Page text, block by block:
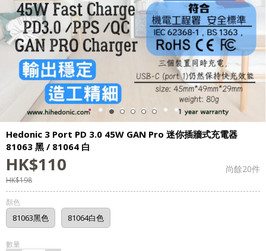
Hedonic 3 Port PD 3.0 45W GAN Pro 迷你插牆式充電器
81063 黑 / 81064 白
HK$110 尚餘20件
HK$198
顏色
81063黑色 81064白色
數量